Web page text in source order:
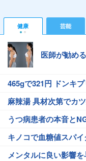
健康 芸能
医師が勧め
465gで321円 ドンキ
麻辣湯 具材次第でカ
うつ病患者の本音と
キノコで血糖値スパ
メンタルに良い影響